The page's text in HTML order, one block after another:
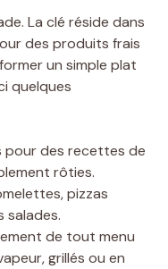
La clé réside dans
des produits frais
un simple plat
quelques
pour des recettes de
rôties.
pizzas
salades.
de tout menu
grillés ou en